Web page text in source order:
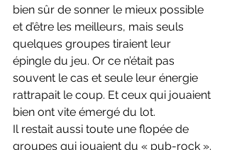
bien sûr de sonner le mieux possible
et d’être les meilleurs, mais seuls
quelques groupes tiraient leur
épingle du jeu. Or ce n’était pas
souvent le cas et seule leur énergie
rattrapait le coup. Et ceux qui jouaient
bien ont vite émergé du lot.
Il restait aussi toute une flopée de
groupes qui jouaient du « pub-rock ».